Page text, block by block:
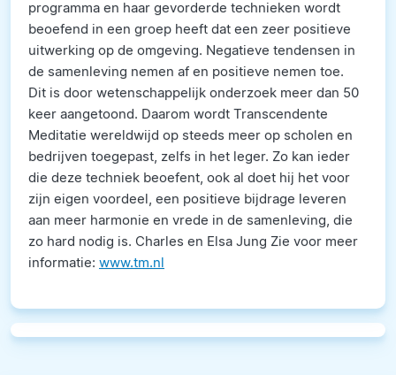
programma en haar gevorderde technieken wordt
beoefend in een groep heeft dat een zeer positieve
uitwerking op de omgeving. Negatieve tendensen in
de samenleving nemen af en positieve nemen toe.
Dit is door wetenschappelijk onderzoek meer dan 50
keer aangetoond. Daarom wordt Transcendente
Meditatie wereldwijd op steeds meer op scholen en
bedrijven toegepast, zelfs in het leger. Zo kan ieder
die deze techniek beoefent, ook al doet hij het voor
zijn eigen voordeel, een positieve bijdrage leveren
aan meer harmonie en vrede in de samenleving, die
zo hard nodig is. Charles en Elsa Jung Zie voor meer
informatie: www.tm.nl